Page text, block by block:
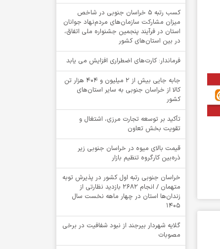
کسب رتبه ۵ خراسان جنوبی در شاخص
میزان مشارکت سازمان‌های مردم‌نهاد جوانان
استان در فرآیند پنجمین جشنواره ملی اتفاق،
در بین استان‌های کشور
فرماندار: کارت‌های اضطراری افزایش می یابد
جابه جایی بیش از 2 میلیون و 404 هزار تن
کالا از خراسان جنوبی به سایر استان‌های
کشور
تأکید بر توسعه تجارت مرزی، اشتغال و
تقویت بخش تعاون
قیمت بالای میوه در خراسان جنوبی زیر
ذره‌بین کارگروه تنظیم بازار
خراسان جنوبی رتبه اول کشور در پذیرش توبه
متهمان / انجام ۲۶۸۲ بازدید نظارتی از
زندان‌ها استان در چهار ماهه نخست سال
1405
گلایه شهردار بیرجند از نبود شفافیت در برخی
مصوبات